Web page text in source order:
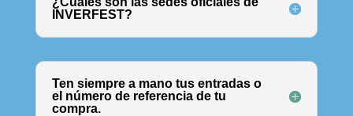
INVERFEST?
Ten siempre a mano tus entradas o
el número de referencia de tu
compra.